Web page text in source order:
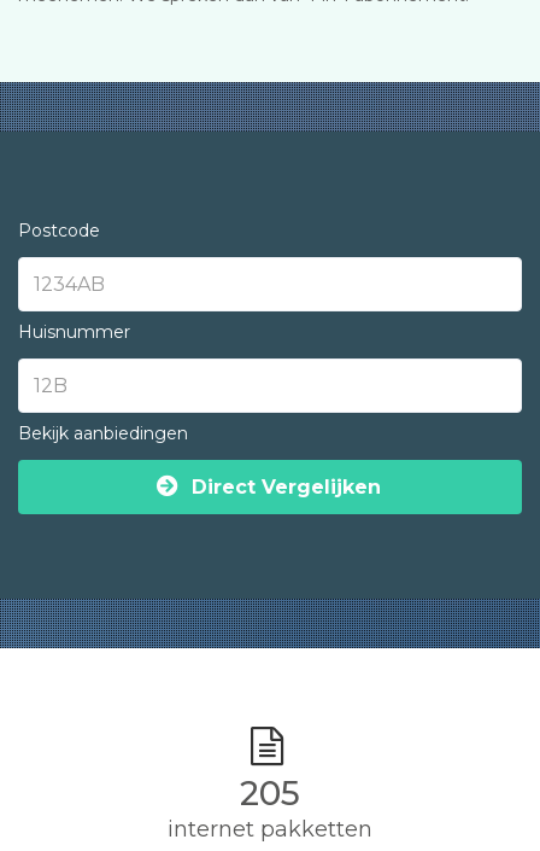
Postcode
Huisnummer
Bekijk aanbiedingen
Direct Vergelijken
205
internet pakketten